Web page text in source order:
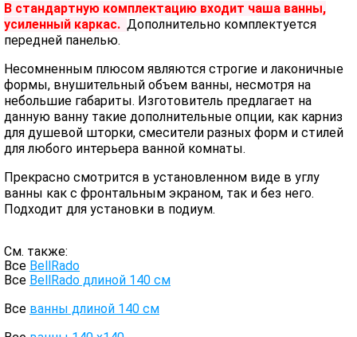
В стандартную комплектацию входит чаша ванны,
усиленный каркас. Дополнительно комплектуется
передней панелью.
Несомненным плюсом являются строгие и лаконичные
формы, внушительный объем ванны, несмотря на
небольшие габариты. Изготовитель предлагает на
данную ванну такие дополнительные опции, как карниз
для душевой шторки, смесители разных форм и стилей
для любого интерьера ванной комнаты.
Прекрасно смотрится в установленном виде в углу
ванны как с фронтальным экраном, так и без него.
Подходит для установки в подиум.
См. также:
Все BellRado
Все BellRado длиной 140 см
Все ванны длиной 140 см